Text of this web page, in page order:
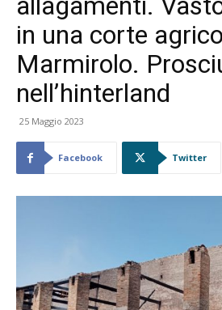
in una corte
Marmirolo.
nell’hinterland
25 Maggio 2023
Facebook Twitter